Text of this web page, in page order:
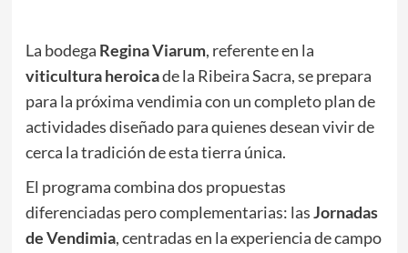
La bodega Regina Viarum, referente en la
viticultura heroicade la Ribeira Sacra, se prepara
para la próxima vendimia con un completo plan de
actividades diseñado para quienes desean vivir de
cerca la tradición de esta tierra única.
El programa combina dos propuestas
diferenciadas pero complementarias: lasJornadas
de Vendimia, centradas en la experiencia de campo